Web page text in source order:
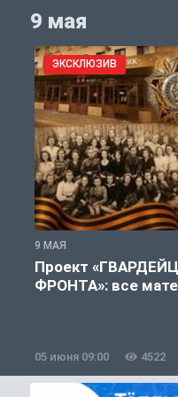
9 мая
ЭКСКЛЮЗИВ
9 МАЯ
Проект
ФРОНТА»: все
05 июня 09:00 4522